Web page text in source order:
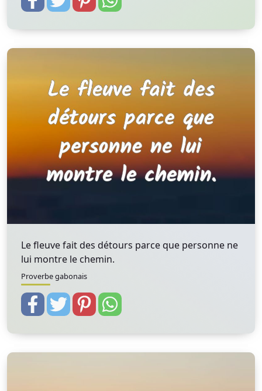
Le fleuve fait des détours parce que personne ne
lui montre le chemin.
Proverbe gabonais